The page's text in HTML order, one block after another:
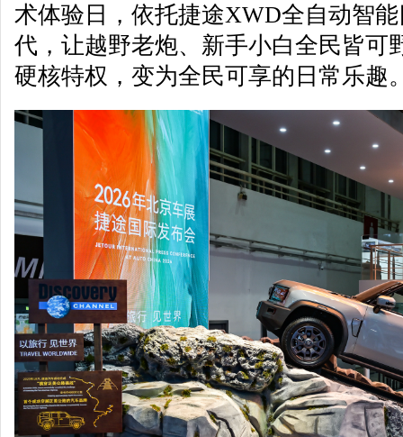
术体验日，依托捷途XWD全自动智
代，让越野老炮、新手小白全民皆可
硬核特权，变为全民可享的日常乐趣